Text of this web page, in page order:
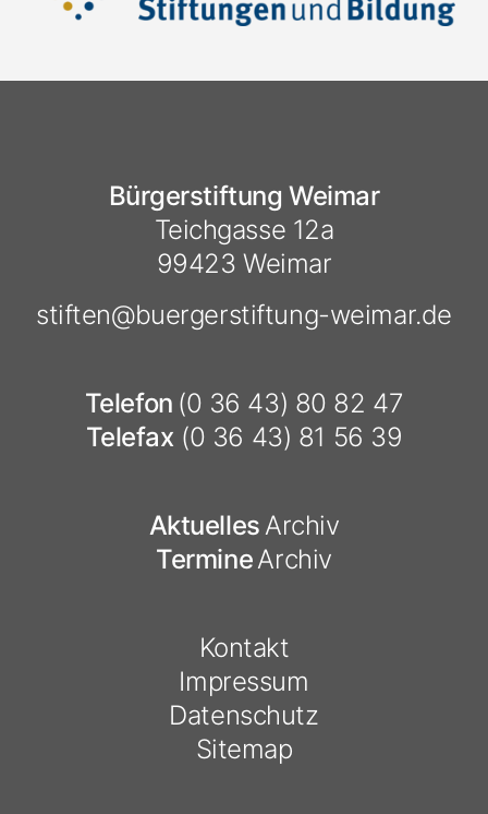
Bürgerstiftung Weimar
Teichgasse 12a
99423 Weimar
stiften@buergerstiftung-weimar.de
Telefon (0 36 43) 80 82 47
Telefax (0 36 43) 81 56 39
AktuellesArchiv
TermineArchiv
Kontakt
Impressum
Datenschutz
Sitemap